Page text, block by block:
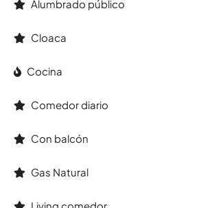
Alumbrado público
Cloaca
Cocina
Comedor diario
Con balcón
Gas Natural
Living comedor